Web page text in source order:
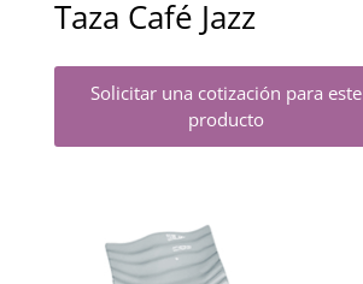
Taza Café Jazz
Solicitar una cotización para este
producto